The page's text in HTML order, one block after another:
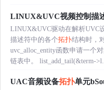
LINUX&UVC视频控制描
LINUX&UVC驱动在解析UVC
描述符中的各个拓扑结构时，
uvc_alloc_entity函数申请一个
链表中。 list_add_tail(&term-
UAC音频设备拓扑单元